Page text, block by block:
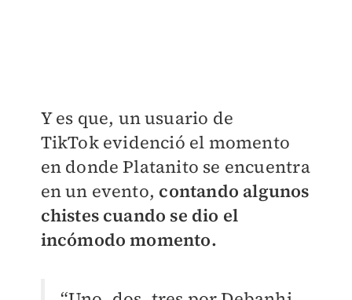
Y es que, un usuario de
TikTokevidenció el momento
en donde Platanito se encuentra
en un evento, contando algunos
chistes cuando se dio el
incómodo momento.